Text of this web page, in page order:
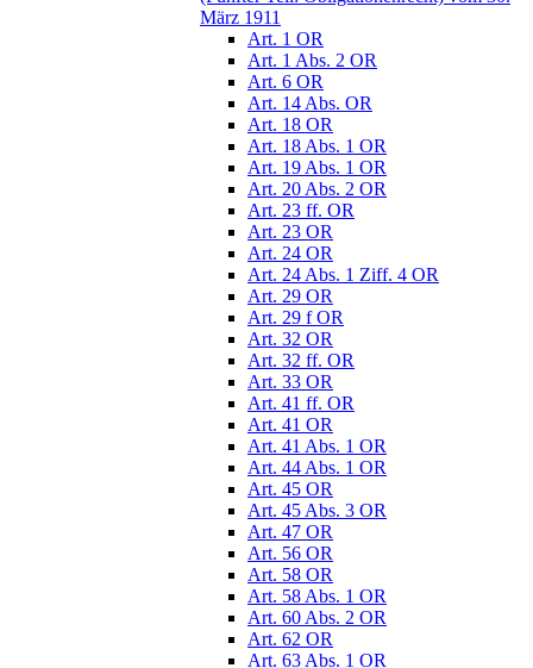
März 1911
Art. 1 OR
Art. 1 Abs. 2 OR
Art. 6 OR
Art. 14 Abs. OR
Art. 18 OR
Art. 18 Abs. 1 OR
Art. 19 Abs. 1 OR
Art. 20 Abs. 2 OR
Art. 23 ff. OR
Art. 23 OR
Art. 24 OR
Art. 24 Abs. 1 Ziff. 4 OR
Art. 29 OR
Art. 29 f OR
Art. 32 OR
Art. 32 ff. OR
Art. 33 OR
Art. 41 ff. OR
Art. 41 OR
Art. 41 Abs. 1 OR
Art. 44 Abs. 1 OR
Art. 45 OR
Art. 45 Abs. 3 OR
Art. 47 OR
Art. 56 OR
Art. 58 OR
Art. 58 Abs. 1 OR
Art. 60 Abs. 2 OR
Art. 62 OR
Art. 63 Abs. 1 OR